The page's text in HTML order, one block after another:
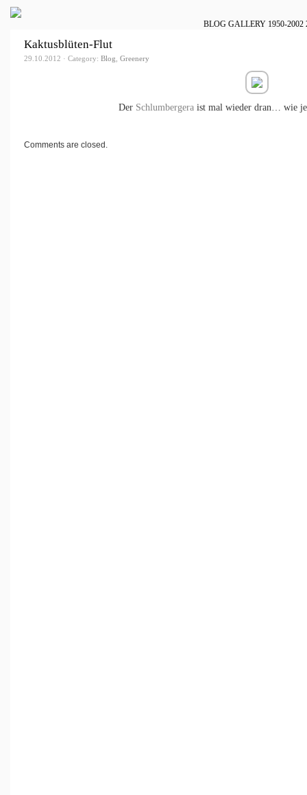
BLOG GALLERY 1950-2002
Kaktusblüten-Flut
29.10.2012 · Category: Blog, Greenery
Der Schlumbergeraist mal wieder dran… wie
Comments are closed.